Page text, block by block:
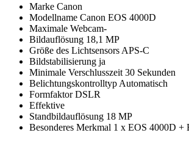
Marke Canon
Modellname Canon EOS 4000D
Maximale Webcam-
Bildauflösung 18,1 MP
Größe des Lichtsensors APS-C
Bildstabilisierung ja
Minimale Verschlusszeit 30 Sekunden
Belichtungskontrolltyp Automatisch
Formfaktor DSLR
Effektive
Standbildauflösung 18 MP
Besonderes Merkmal 1 x EOS 4000D +